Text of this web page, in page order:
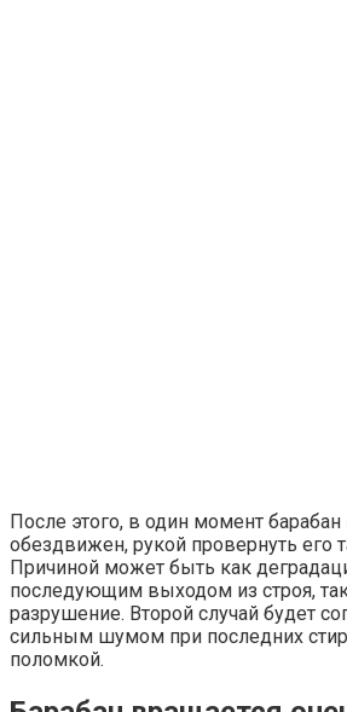
После этого, в один момент
обездвижен, рукой провернуть его
Причиной может быть как
последующим выходом из строя,
разрушение. Второй случай будет
сильным шумом при последних
поломкой.